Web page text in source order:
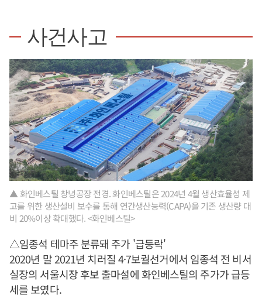
사건사고
▲ 화인베스틸 창녕공장 전경. 화인베스틸은 2024년 4월 생산효율성 제
고를 위한 생산설비 보수를 통해 연간생산능력(CAPA)을 기존 생산량 대
비 20%이상 확대했다. <화인베스틸>
△임종석 테마주 분류돼 주가 '급등락'
2020년 말 2021년 치러질 4·7보궐선거에서 임종석 전 비서
실장의 서울시장 후보 출마설에 화인베스틸의 주가가 급등
세를 보였다.